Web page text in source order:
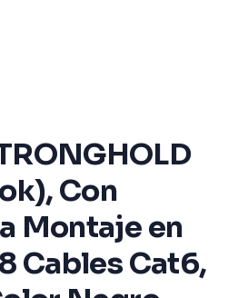
Con
Montaje en
Cables Cat6,